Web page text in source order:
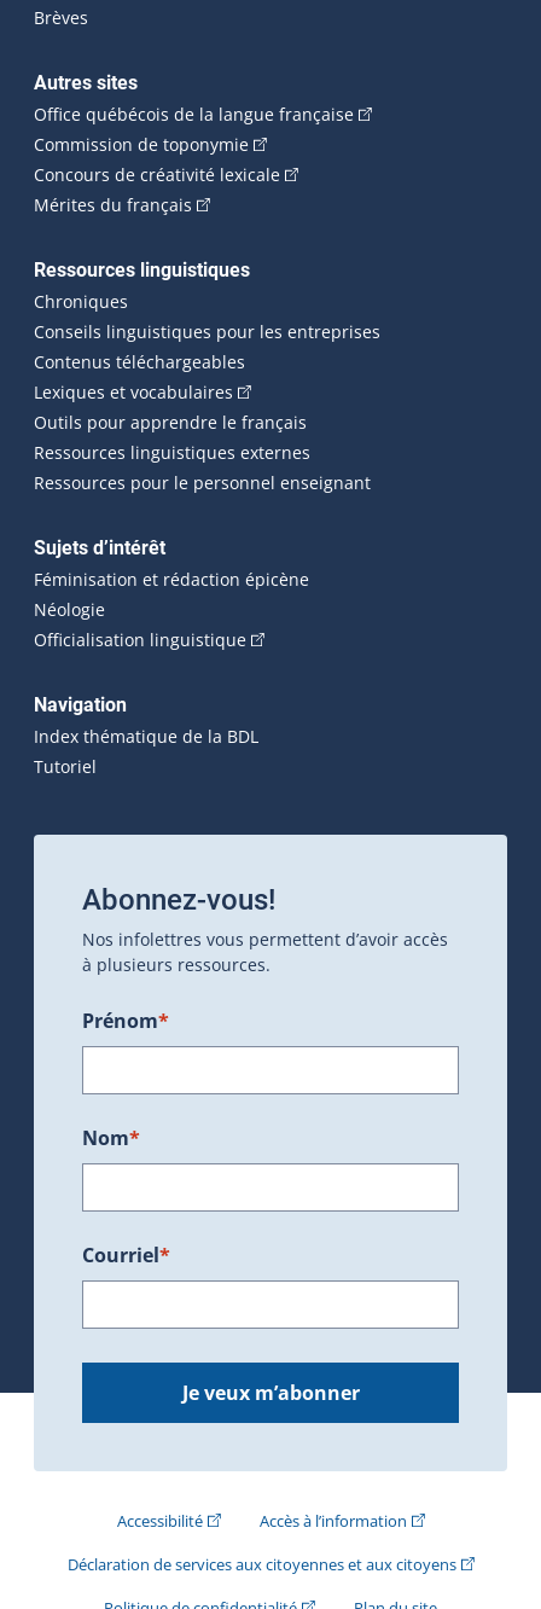
Brèves
Autres sites
Office québécois de la langue française(Cet hyperlien
Commission de toponymie(Cet hyperlien externe s'ouvrira
Concours de créativité lexicale(Cet hyperlien externe
Mérites du français (Cet hyperlien externe s'ouvrira dans une
Ressources linguistiques
Chroniques
Conseils linguistiques pour les entreprises
Contenus téléchargeables
Lexiques et vocabulaires (Cet hyperlien externe s'ouvrira
Outils pour apprendre le français
Ressources linguistiques externes
Ressources pour le personnel enseignant
Sujets d’intérêt
Féminisation et rédaction épicène
Néologie
Officialisation linguistique(Cet hyperlien externe s'ouvrira
Navigation
Index thématique de la BDL
Tutoriel
Abonnez-vous!
Nos infolettres vous permettent d’avoir accès
à plusieurs ressources.
Prénom*
Nom*
Courriel*
Je veux m’abonner
Accessibilité(Cet hyperlien externe s'ouvrira dans une
Accès à l’information(Cet hyperlien
Déclaration de services aux citoyennes et aux citoyens(Cet